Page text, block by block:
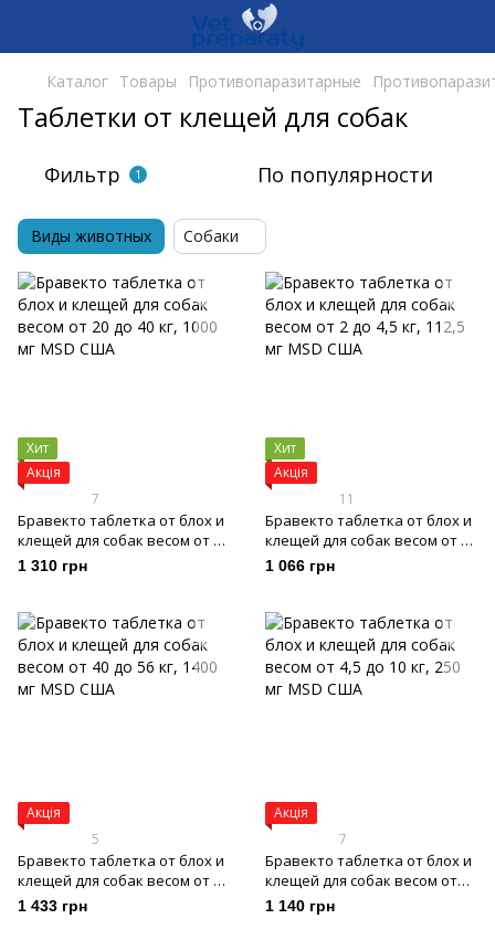
Каталог Товары Противопаразитарные
Таблетки от клещей для собак
Фильтр 1 По популярности
Виды животных Собаки
Хит
Акція
7
Бравекто таблетка от блох и
клещей для собак весом от 20
до 40 кг, 1000 мг
1 310 грн
Хит
Акція
11
Бравекто таблетка от блох и
клещей для собак весом от 2
до 4,5 кг, 112,5 мг
1 066 грн
Акція
5
Бравекто таблетка от блох и
клещей для собак весом от 40
до 56 кг, 1400 мг
1 433 грн
Акція
7
Бравекто таблетка от блох и
клещей для собак весом от
4,5 до 10 кг, 250 мг
1 140 грн